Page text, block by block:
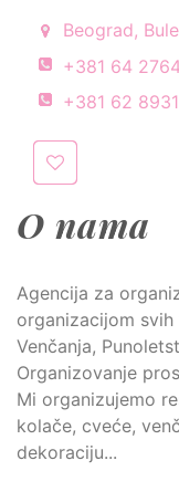
Beograd,
+381 64
+381 62
O nama
Agencija za
organizacijom
Venčanja,
Organizovanje
Mi organizujemo
kolače, cveće,
dekoraciju...